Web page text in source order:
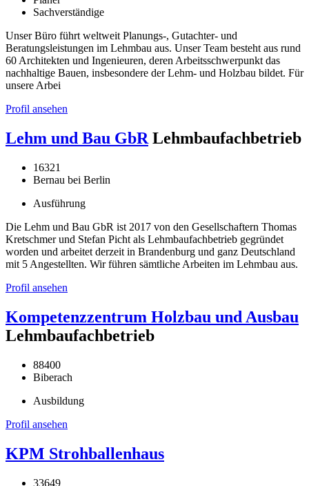
Sachverständige
Unser Büro führt weltweit Planungs-, Gutachter- und
Beratungsleistungen im Lehmbau aus. Unser Team besteht aus rund
60 Architekten und Ingenieuren, deren Arbeitsschwerpunkt das
nachhaltige Bauen, insbesondere der Lehm- und Holzbau bildet. Für
unsere Arbei
Profil ansehen
Lehm und Bau GbR Lehmbaufachbetrieb
16321
Bernau bei Berlin
Ausführung
Die Lehm und Bau GbR ist 2017 von den Gesellschaftern Thomas
Kretschmer und Stefan Picht als Lehmbaufachbetrieb gegründet
worden und arbeitet derzeit in Brandenburg und ganz Deutschland
mit 5 Angestellten. Wir führen sämtliche Arbeiten im Lehmbau aus.
Profil ansehen
Kompetenzzentrum Holzbau und Ausbau
Lehmbaufachbetrieb
88400
Biberach
Ausbildung
Profil ansehen
KPM Strohballenhaus
33649